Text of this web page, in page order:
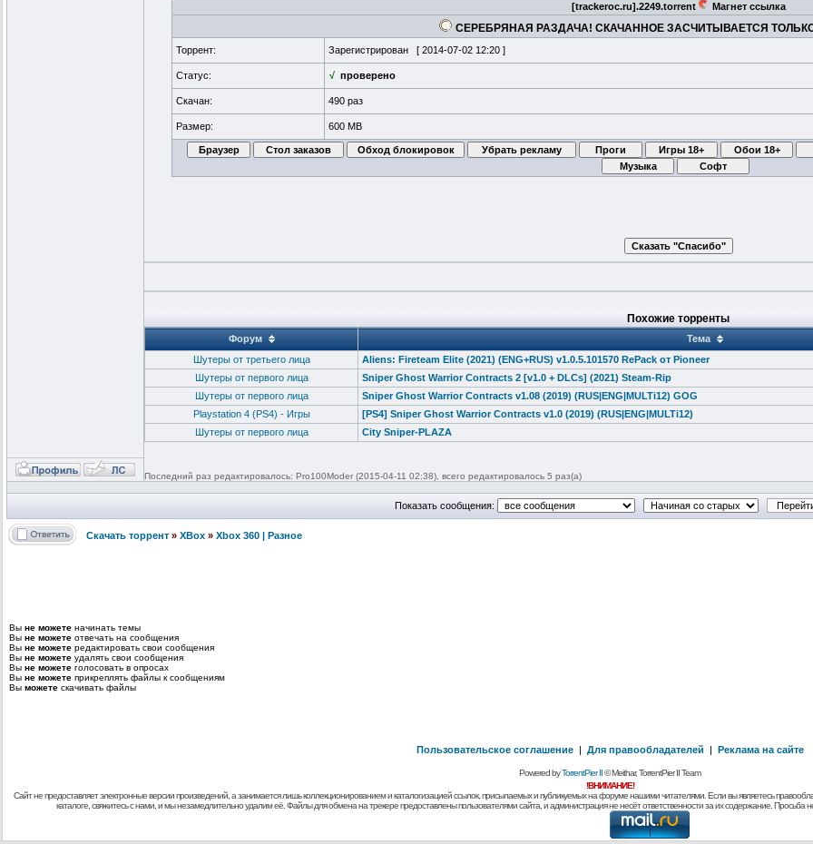
[trackeroc.ru].2249.torrent Магнет ссылка
СЕРЕБРЯНАЯ РАЗДАЧА! СКАЧАННОЕ ЗАСЧИТЫВАЕТСЯ
Торрент: Зарегистрирован [ 2014-07-02 12:20]
Статус: √ проверено
Скачан: 490 раз
Размер: 600 MB
Похожие торренты
Форум Тема
Шутеры от третьего лица
Aliens: Fireteam Elite (2021) (ENG+RUS) v1.0.5.101570 RePack от Pioneer
Шутеры от первого лица Sniper Ghost Warrior Contracts 2 [v1.0 + DLCs] (2021) Steam-Rip
Шутеры от первого лица Sniper Ghost Warrior Contracts v1.08 (2019) (RUS|ENG|MULTi12) GOG
Playstation 4 (PS4) - Игры [PS4] Sniper Ghost Warrior Contracts v1.0 (2019) (RUS|ENG|MULTi12)
Шутеры от первого лица City Sniper-PLAZA
Последний раз редактировалось: Pro100Moder (2015-04-11 02:38), всего редактировалось 5 раз(а)
Показать сообщения:
Скачать торрент » XBox » Xbox 360 | Разное
Вы не можете начинать темы
Вы не можете отвечать на сообщения
Вы не можете редактировать свои сообщения
Вы не можете удалять свои сообщения
Вы не можете голосовать в опросах
Вы не можете прикреплять файлы к сообщениям
Вы можете скачивать файлы
Пользовательское соглашение | Для правообладателей | Реклама на сайте
Powered byTorrentPier II© Meithar, TorrentPier II Team
!ВНИМАНИЕ!
Сайт не предоставляет электронные версии произведений, а занимается лишь коллекционированием и каталогизацией ссылок, присылаемых и публикуемых на форуме нашими читателями. Если вы являетесь
каталоге, свяжитесь с нами, и мы незамедлительно удалим её. Файлы для обмена на трекере предоставлены пользователями сайта, и администрация не несёт ответственности за их содержание.